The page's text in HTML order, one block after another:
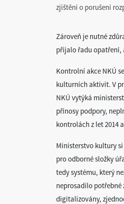
zjištění o porušení
Zároveň je nutné
přijalo řadu opatření,
Kontrolní akce NKÚ
kulturních aktivit. V
NKÚ vytýká
přínosy podpory,
kontrolách z let 2014
Ministerstvo kultury
pro odborné složky
tedy systému, který
neprosadilo potřebné
digitalizovány,